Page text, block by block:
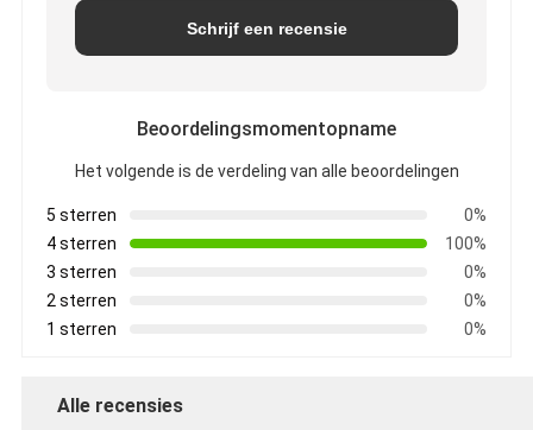
Schrijf een recensie
Beoordelingsmomentopname
Het volgende is de verdeling van alle beoordelingen
5 sterren
0%
4 sterren
100%
3 sterren
0%
2 sterren
0%
1 sterren
0%
Alle recensies